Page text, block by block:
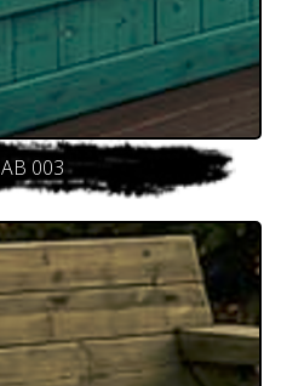
AB 003